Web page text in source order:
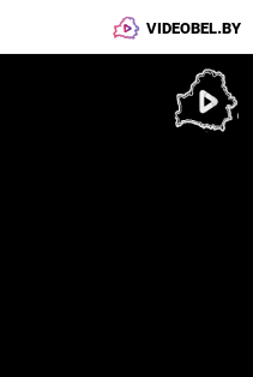
VIDEOBEL.BY